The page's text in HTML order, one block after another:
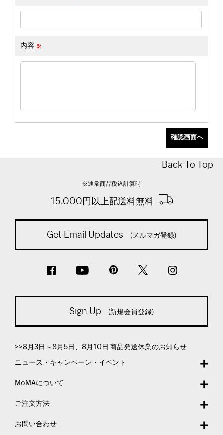
内容
Back To Top
※通常商品税込計算時
15,000円以上配送料無料
Get Email Updates (メルマガ登録)
Sign Up (新規会員登録)
>>8月3日～8月5日、8月10日 商品発送休業のお知らせ
ニュース・キャンペーン・イベント
MoMAについて
ご注文方法
お問い合わせ